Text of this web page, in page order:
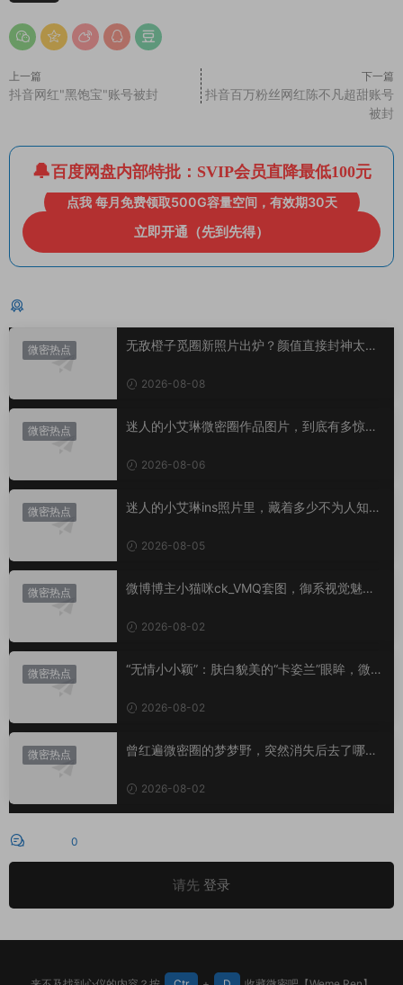
上一篇
抖音网红"黑饱宝"账号被封
下一篇
抖音百万粉丝网红陈不凡超甜账号
被封
百度网盘内部特批：SVIP会员直降最低100元
点我 每月免费领取500G容量空间，有效期30天
立即开通（先到先得）
微密热点
无敌橙子觅圈新照片出炉？颜值直接封神太惊
2026-08-08
微密热点
迷人的小艾琳微密圈作品图片，到底有多惊
2026-08-06
微密热点
迷人的小艾琳ins照片里，藏着多少不为人知的
2026-08-05
微密热点
微博博主小猫咪ck_VMQ套图，御系视觉魅力
2026-08-02
微密热点
“无情小小颖”：肤白貌美的“卡姿兰”眼眸，微密
2026-08-02
微密热点
曾红遍微密圈的梦梦野，突然消失后去了哪
2026-08-02
0
请先 登录